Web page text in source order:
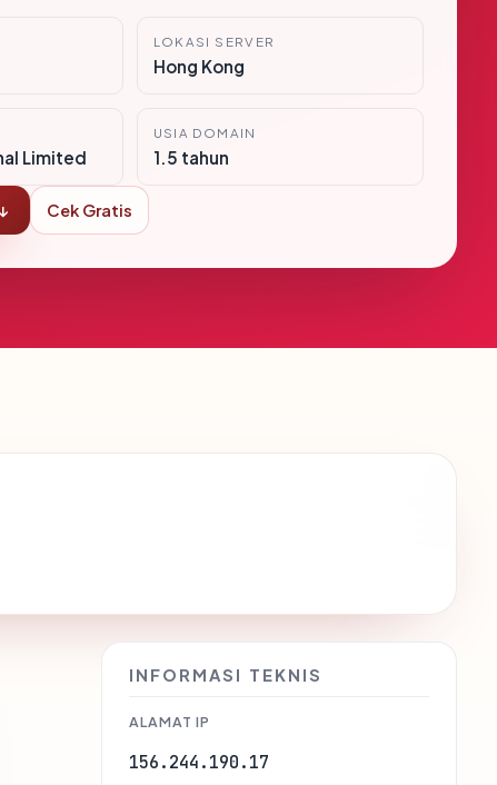
LOKASI SERVER
Hong Kong
Limited
USIA DOMAIN
1.5 tahun
Cek Gratis
INFORMASI TEKNIS
ALAMAT IP
156.244.190.17